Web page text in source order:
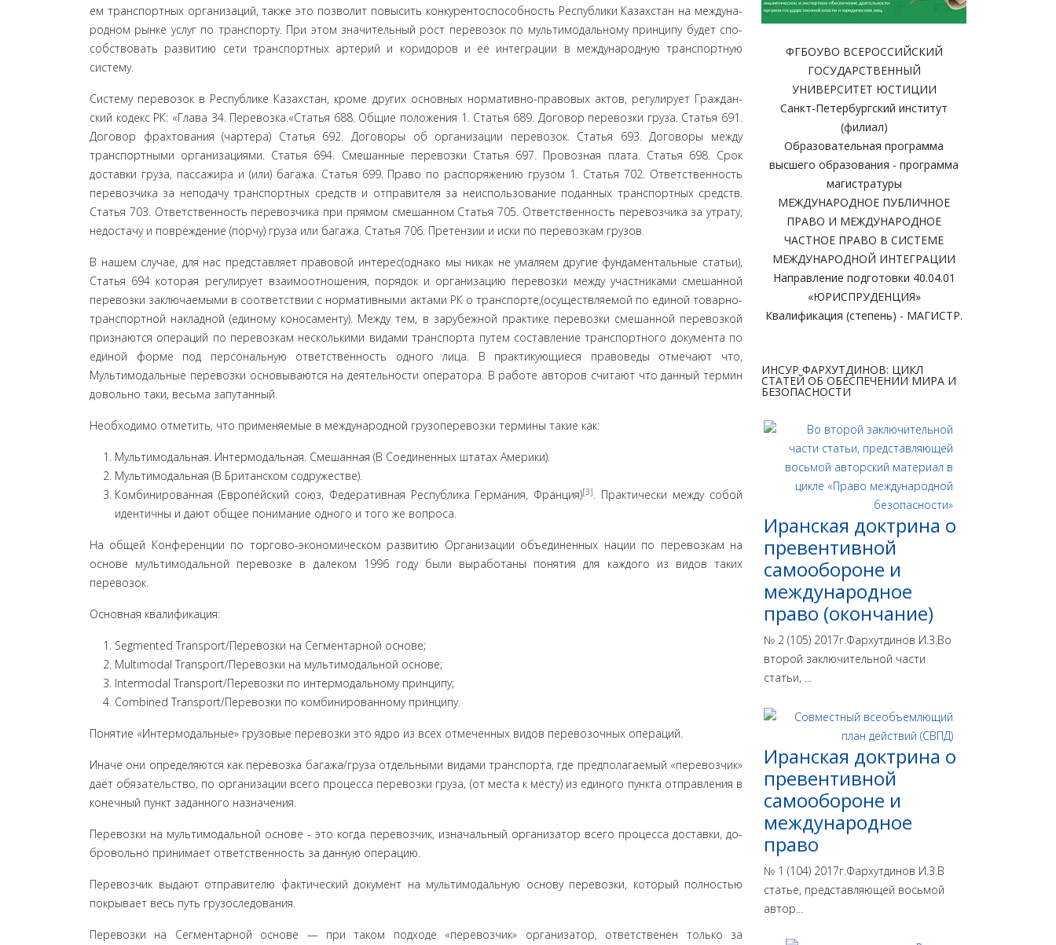
ем транспортных организаций, также это позволит повысить конкурентоспособность Республики Казахстан на междуна­
родном рынке услуг по транспорту. При этом значительный рост перевозок по мультимодальному принципу будет спо­
собствовать развитию сети транспортных артерий и коридо­ров и её интеграции в международную транспортную
систему.
Систему перевозок в Республике Казахстан, кроме других основных нормативно-правовых актов, регулирует Граждан­
ский кодекс РК: «Глава 34. Перевозка.«Статья 688. Общие поло­жения 1. Статья 689. Договор перевозки груза. Статья 691.
Договор фрахтования (чартера) Статья 692. Договоры об организации пере­возок. Статья 693. Договоры между
транспортными организаци­ями. Статья 694. Смешанные перевозки Статья 697. Провозная плата. Статья 698. Срок
доставки груза, пассажира и (или) бага­жа. Статья 699. Право по распоряжению грузом 1. Статья 702. Ответственность
перевозчика за неподачу транспортных средств и отправителя за неиспользование поданных транспортных средств.
Статья 703. Ответственность перевозчика при прямом смешанном Статья 705. Ответственность перевозчика за утра­ту,
недостачу и повреждение (порчу) груза или багажа. Статья 706. Претензии и иски по перевозкам грузов.
В нашем случае, для нас представляет правовой интерес(однако мы никак не умаляем другие фундаментальные статьи),
Статья 694 которая регулирует взаимоотношения, порядок и организацию перевозки между участниками сме­шанной
перевозки заключаемыми в соответствии с норматив­ными актами РК о транспорте,(осуществляемой по единой товарно-
транспортной накладной (единому коносаменту). Между тем, в зарубежной практике перевозки смешанной перевозкой
признаются операций по перевозкам нескольки­ми видами транспорта путем составление транспортного до­кумента по
единой форме под персональную ответственность одного лица. В практикующиеся правоведы отмечают что,
Мультимодальные перевозки основываются на деятельности оператора. В работе авторов считают что данный термин
до­вольно таки, весьма запутанный.
Необходимо отметить, что применяемые в международ­ной грузоперевозки термины такие как:
Мультимодальная. Интермодальная. Смешанная (В Со­единенных штатах Америки).
Мультимодальная (В Британском содружестве).
Комбинированная (Европейский союз, Федеративная Республика Германия, Франция)[3]. Практически между собой
идентичны и дают общее понимание одного и того же вопро­са.
На общей Конференции по торгово-экономическом раз­витию Организации объединенных нации по перевозкам на
основе мультимодальной перевозке в далеком 1996 году были выработаны понятия для каждого из видов таких
перевозок.
Основная квалификация:
Segmented Transport/Перевозки на Сегментарной осно­ве;
Multimodal Transport/Перевозки на мультимодальной основе;
Intermodal Transport/Перевозки по интермодальному принципу;
Combined Transport/Перевозки по комбинированному принципу.
Понятие «Интермодальные» грузовые перевозки это ядро из всех отмеченных видов перевозочных операций.
Иначе они определяются как перевозка багажа/груза от­дельными видами транспорта, где предполагаемый «перевоз­чик»
даёт обязательство, по организации всего процесса пере­возки груза, (от места к месту) из единого пункта отправления в
конечный пункт заданного назначения.
Перевозки на мультимодальной основе - это когда пере­возчик, изначальный организатор всего процесса доставки, до­
бровольно принимает ответственность за данную операцию.
Перевозчик выдают отправителю фактический документ на мультимодальную основу перевозки, который полностью
покрывает весь путь грузоследования.
Перевозки на Сегментарной основе — при таком подходе «перевозчик» организатор, ответственен только за
ФГБОУВО ВСЕРОССИЙСКИЙ
ГОСУДАРСТВЕННЫЙ
УНИВЕРСИТЕТ ЮСТИЦИИ
Санкт-Петербургский институт
(филиал)
Образовательная программа
высшего образования - программа
магистратуры
МЕЖДУНАРОДНОЕ ПУБЛИЧНОЕ
ПРАВО И МЕЖДУНАРОДНОЕ
ЧАСТНОЕ ПРАВО В СИСТЕМЕ
МЕЖДУНАРОДНОЙ ИНТЕГРАЦИИ
Направление подготовки 40.04.01
«ЮРИСПРУДЕНЦИЯ»
Квалификация (степень) - МАГИСТР.
ИНСУР ФАРХУТДИНОВ: ЦИКЛ
СТАТЕЙ ОБ ОБЕСПЕЧЕНИИ МИРА И
БЕЗОПАСНОСТИ
Иранская доктрина о
превентивной
самообороне и
международное
право (окончание)
№ 2 (105) 2017г.Фархутдинов И.З.Во
второй заключительной части
статьи, ...
Иранская доктрина о
превентивной
самообороне и
международное
право
№ 1 (104) 2017г.Фархутдинов И.З.В
статье, представляющей восьмой
автор...